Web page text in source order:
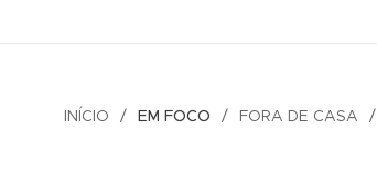
INÍCIO EM FOCO FORA DE CASA